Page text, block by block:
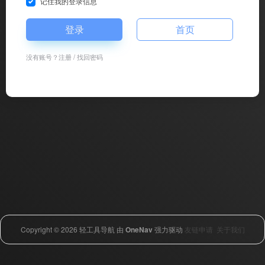
登录 首页
没有账号？注册/找回密码
Copyright © 2026 轻工具导航 由 OneNav强力驱动 友链申请 关于我们